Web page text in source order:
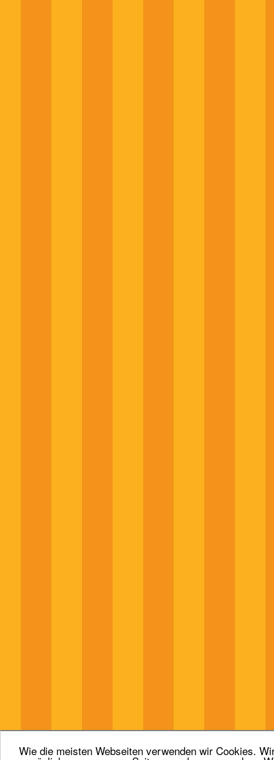
Wie die meisten Webseiten verwenden wir Cookies.